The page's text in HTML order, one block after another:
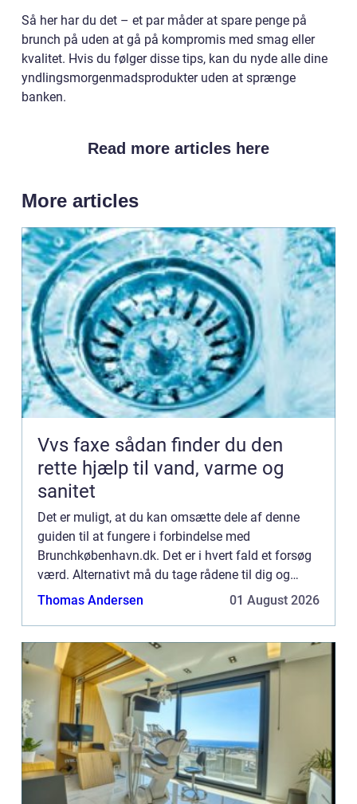
Så her har du det – et par måder at spare penge på
brunch på uden at gå på kompromis med smag eller
kvalitet. Hvis du følger disse tips, kan du nyde alle dine
yndlingsmorgenmadsprodukter uden at sprænge
banken.
Read more articles here
More articles
Vvs faxe sådan finder du den
rette hjælp til vand, varme og
sanitet
Det er muligt, at du kan omsætte dele af denne
guiden til at fungere i forbindelse med
Brunchkøbenhavn.dk. Det er i hvert fald et forsøg
værd. Alternativt må du tage rådene til dig og
bruge dem, så godt du kan. Det er måske ikke
Thomas Andersen 01 August 2026